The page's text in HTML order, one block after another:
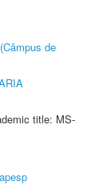
de
title: MS-